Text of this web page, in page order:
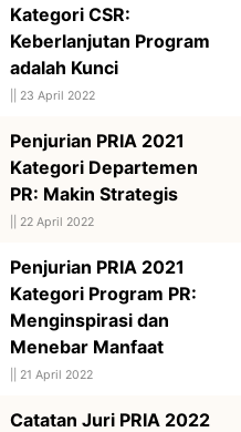
Kategori CSR:
Keberlanjutan Program
adalah Kunci
23 April 2022
Penjurian PRIA 2021
Kategori Departemen
PR: Makin Strategis
22 April 2022
Penjurian PRIA 2021
Kategori Program PR:
Menginspirasi dan
Menebar Manfaat
21 April 2022
Catatan Juri PRIA 2022